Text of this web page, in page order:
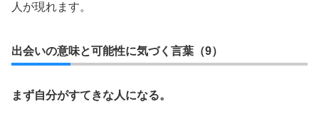
人が現れます。
出会いの意味と可能性に気づく言葉（9）
まず自分がすてきな人になる。